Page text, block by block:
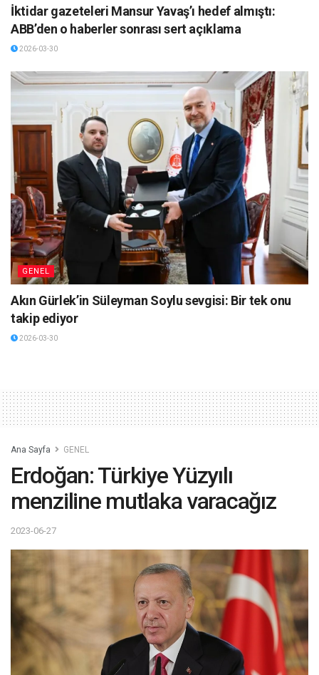
İktidar gazeteleri Mansur Yavaş’ı hedef almıştı:
ABB’den o haberler sonrası sert açıklama
2026-03-30
GENEL
Akın Gürlek’in Süleyman Soylu sevgisi: Bir tek onu
takip ediyor
2026-03-30
Ana Sayfa GENEL
Erdoğan: Türkiye Yüzyılı
menziline mutlaka varacağız
2023-06-27